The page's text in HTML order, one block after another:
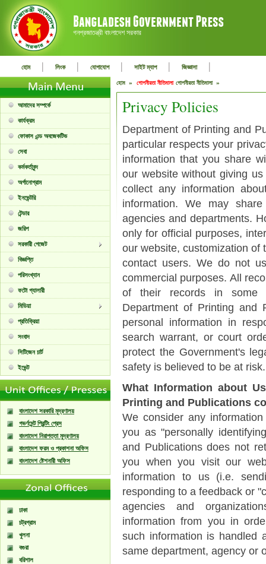
গনপ্রজাতন্ত্রী বাংলাদেশ সরকার
হোম | লিংক | যোগাযোগ | সাইট ম্যাপ | জিজ্ঞাসা |
আমাদের সম্পর্কে
কার্যক্রম
ফোকাস এন্ড অবজেকটিভ
সেবা
কর্মকর্তাবৃন্দ
অর্গানোগ্রাম
ইনভেন্টরি
টেন্ডার
জরিপ
সরকারী গেজেট
বিজ্ঞপ্তি
পরিসংখ্যান
ফটো গ্যালারী
মিডিয়া
প্রতিক্রিয়া
সংবাদ
সিটিজেন চার্ট
ইভেন্ট
বাংলাদেশ সরকারি মুদ্রণালয়
গভর্ণমেন্ট প্রিন্টিং প্রেস
বাংলাদেশ নিরাপত্তা মুদ্রণালয়
বাংলাদেশ ফরম ও প্রকাশনা অফিস
বাংলাদেশ ষ্টেশনারী অফিস
ঢাকা
চট্রগ্রাম
খুলনা
বগুরা
বরিশাল
হোম » গোপনীয়তা নীতিমালা গোপনীয়তা নীতিমালা »
Privacy Policies
Department of Printing and
particular respects your
information that you share
our website without giving
collect any information
information. We may
agencies and departments.
only for official purposes,
our website, customization of
contact users. We do not
commercial purposes. All
of their records in some
Department of Printing and
personal information in
search warrant, or court
protect the Government's
safety is believed to be at risk.
What Information about
Printing and Publications
We consider any
you as "personally
and Publications does not
you when you visit our
information to us (i.e.
responding to a feedback or
agencies and
information from you in
such information is handled
same department, agency or